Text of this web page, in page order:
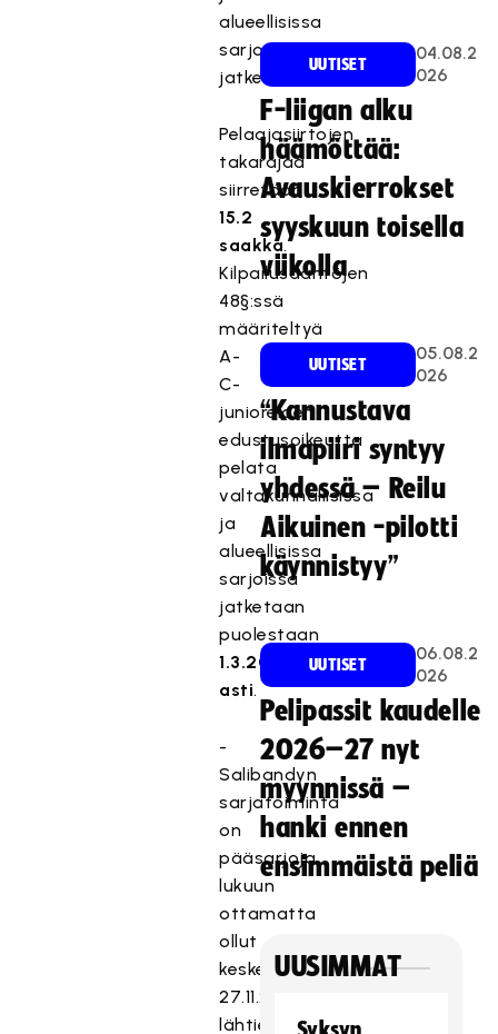
alueellisissa
sarjoissa
jatketaan.
Pelaajasiirtojen
takarajaa
siirretään
15.2
saakka.
Kilpailusääntöjen
48§:ssä
määriteltyä
A-
C-
junioreiden
edustusoikeutta
pelata
valtakunnallisissa
ja
alueellisissa
sarjoissa
jatketaan
puolestaan
1.3.2021
asti.
-
Salibandyn
sarjatoiminta
on
pääsarjoja
lukuun
ottamatta
ollut
keskeytettynä
27.11.2020
lähtien
UUTISET
04.08.2
026
F-liigan alku
häämöttää:
Avauskierrokset
syyskuun toisella
viikolla
UUTISET
05.08.2
026
“Kannustava
ilmapiiri syntyy
yhdessä – Reilu
Aikuinen -pilotti
käynnistyy”
UUTISET
06.08.2
026
Pelipassit kaudelle
2026–27 nyt
myynnissä –
hanki ennen
ensimmäistä peliä
UUSIMMAT